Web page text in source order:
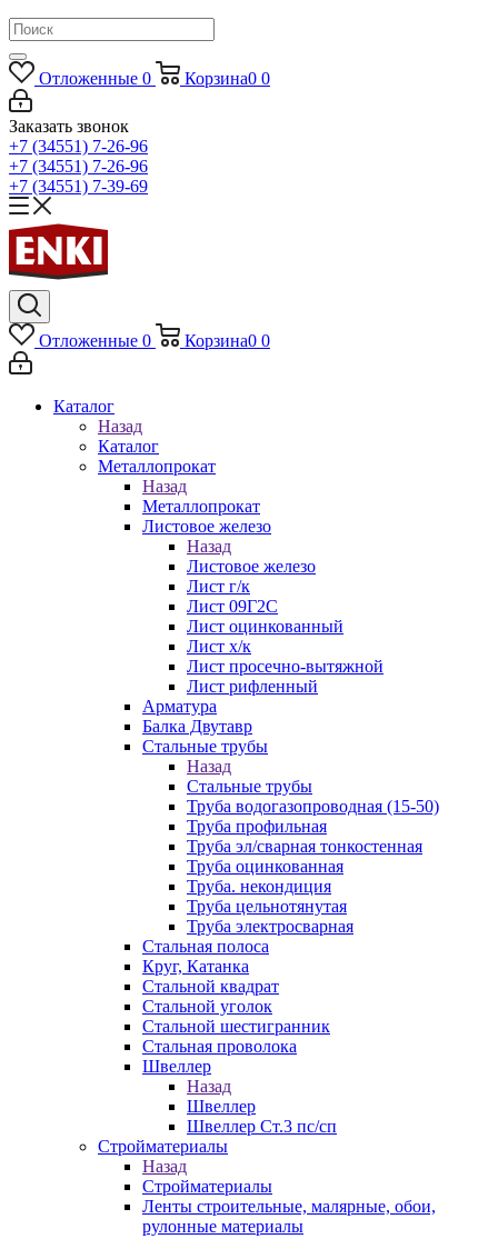
Отложенные 0 Корзина0 0
Заказать звонок
+7 (34551) 7-26-96
+7 (34551) 7-26-96
+7 (34551) 7-39-69
Отложенные 0 Корзина0 0
Каталог
Назад
Каталог
Металлопрокат
Назад
Металлопрокат
Листовое железо
Назад
Листовое железо
Лист г/к
Лист 09Г2С
Лист оцинкованный
Лист х/к
Лист просечно-вытяжной
Лист рифленный
Арматура
Балка Двутавр
Стальные трубы
Назад
Стальные трубы
Труба водогазопроводная (15-50)
Труба профильная
Труба эл/сварная тонкостенная
Труба оцинкованная
Труба. некондиция
Труба цельнотянутая
Труба электросварная
Стальная полоса
Круг, Катанка
Стальной квадрат
Стальной уголок
Стальной шестигранник
Стальная проволока
Швеллер
Назад
Швеллер
Швеллер Ст.3 пс/сп
Стройматериалы
Назад
Стройматериалы
Ленты строительные, малярные, обои,
рулонные материалы